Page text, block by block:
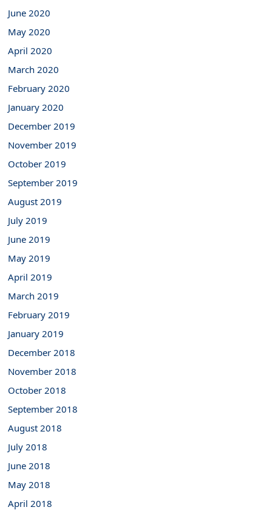
June 2020
May 2020
April 2020
March 2020
February 2020
January 2020
December 2019
November 2019
October 2019
September 2019
August 2019
July 2019
June 2019
May 2019
April 2019
March 2019
February 2019
January 2019
December 2018
November 2018
October 2018
September 2018
August 2018
July 2018
June 2018
May 2018
April 2018